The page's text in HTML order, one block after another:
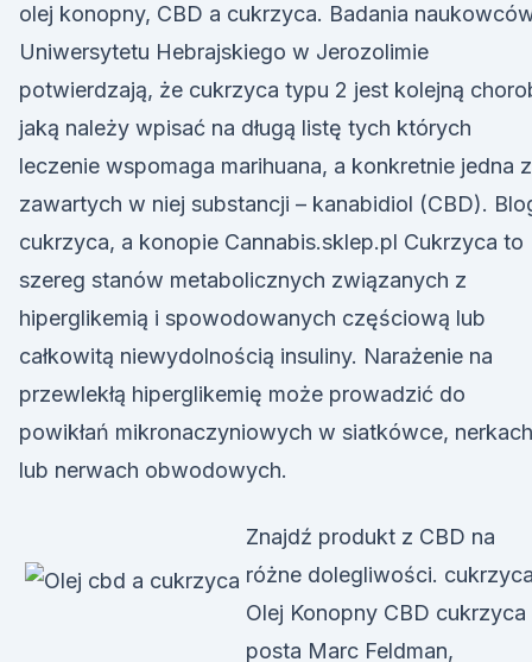
olej konopny, CBD a cukrzyca. Badania
Uniwersytetu Hebrajskiego w Jerozolimie
potwierdzają, że cukrzyca typu 2 jest kolejną
jaką należy wpisać na długą listę tych których
leczenie wspomaga marihuana, a konkretnie jedna z
zawartych w niej substancji – kanabidiol (CBD).
cukrzyca, a konopie Cannabis.sklep.pl Cukrzyca to
szereg stanów metabolicznych związanych z
hiperglikemią i spowodowanych częściową lub
całkowitą niewydolnością insuliny. Narażenie na
przewlekłą hiperglikemię może prowadzić do
powikłań mikronaczyniowych w siatkówce, nerkach
lub nerwach obwodowych.
Znajdź produkt z CBD na
różne dolegliwości. cukrzyca
Olej Konopny CBD cukrzyca
posta Marc Feldman,